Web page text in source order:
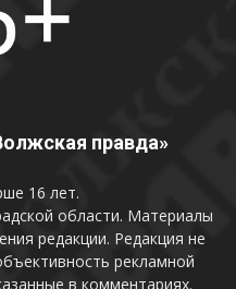
правда»
16 лет.
области. Материалы
редакции. Редакция не
рекламной
в комментариях.